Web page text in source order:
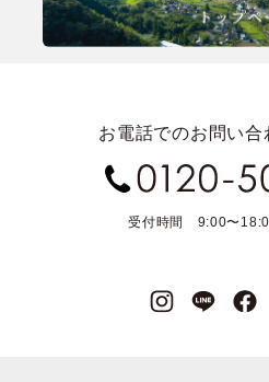
お電話でのお問い合
受付時間 9:00〜